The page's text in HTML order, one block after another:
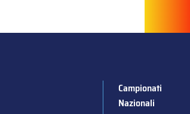
Campionati
Nazionali